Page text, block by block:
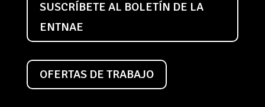
SUSCRÍBETE AL BOLETÍN DE LA
ENTNAE
OFERTAS DE TRABAJO